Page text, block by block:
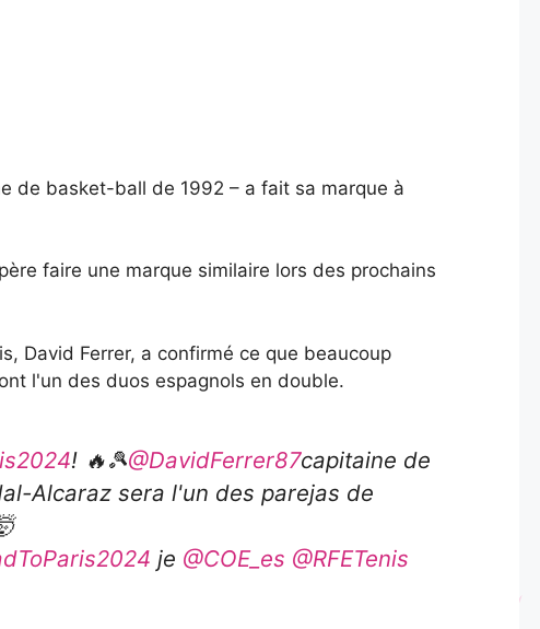
de basket-ball de 1992 – a fait sa marque à
faire une marque similaire lors des prochains
David Ferrer, a confirmé ce que beaucoup
l'un des duos espagnols en double.
! 🔥🎾@DavidFerrer87capitaine de
Alcaraz sera l'un des parejas de
je @COE_es @RFETenis